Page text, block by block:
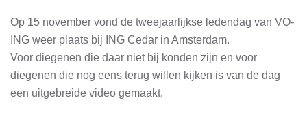
Op 15 november vond de tweejaarlijkse ledendag van VO-
ING weer plaats bij ING Cedar in Amsterdam.
Voor diegenen die daar niet bij konden zijn en voor
diegenen die nog eens terug willen kijken is van de dag
een uitgebreide video gemaakt.